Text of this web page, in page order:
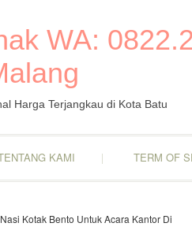
WA:
Harga Terjangkau di Kota Batu
KAMI TERM OF
Kotak Bento Untuk Acara Kantor Di